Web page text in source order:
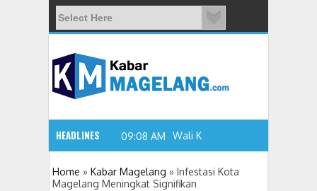
HEADLINES
09:08 AM Wali Kota Magelang: W
Home » Kabar Magelang » Infestasi Kota
Magelang Meningkat Signifikan